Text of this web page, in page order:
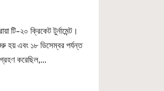
টি-২০ ক্রিকেট টুর্নামেন্ট।
হয় এবং ১৮ ডিসেম্বর পর্যন্ত
করেছিল,…